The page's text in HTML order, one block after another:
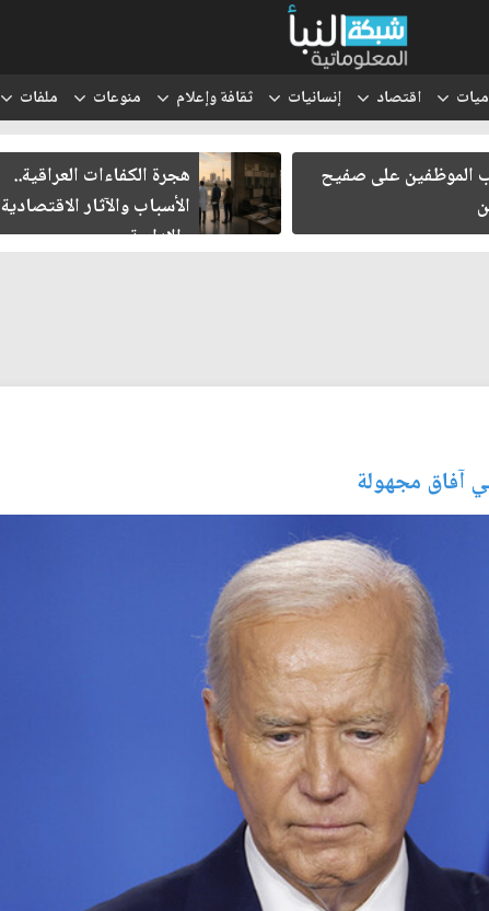
اقتصاد إنسانيات ثقافة وإعلام منوعات ملفات
الموظفين على صفيح
هجرة الكفاءات العراقية..
الأسباب والآثار الاقتصادية
والإدارية
آفاق مجهولة